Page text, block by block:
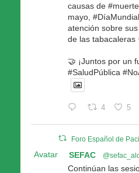
causas de
mayo,
atención sobre
de las tabacaleras
🤝 ¡Juntos por un
#SaludPública
4 5
Foro Español de
Avatar SEFAC
Continúan las